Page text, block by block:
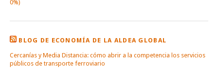
0%)
BLOG DE ECONOMÍA DE LA ALDEA GLOBAL
Cercanías y Media Distancia: cómo abrir a la competencia los servicios
públicos de transporte ferroviario